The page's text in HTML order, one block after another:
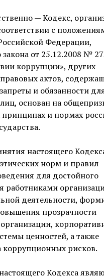
— Кодекс,
с
Федерации,
закона от 25.12.2008 №
коррупции», других
актов,
и обязанности
основан на
и нормах
настоящего
норм и правил
для достойного
работниками
деятельности,
прозрачности
ценностей, а также
коррупционных рисков.
Кодекса